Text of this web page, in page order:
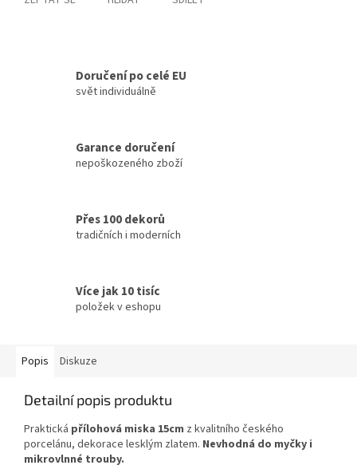
Doručení po celé EU
svět individuálně
Garance doručení
nepoškozeného zboží
Přes 100 dekorů
tradičních i moderních
Více jak 10 tisíc
položek v eshopu
Popis Diskuze
Detailní popis produktu
Praktická přílohová miska 15cm z kvalitního českého
porcelánu, dekorace lesklým zlatem. Nevhodná do myčky i
mikrovlnné trouby.